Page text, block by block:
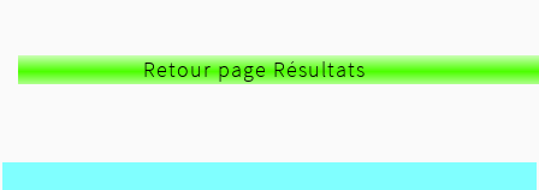
Retour page Résultats